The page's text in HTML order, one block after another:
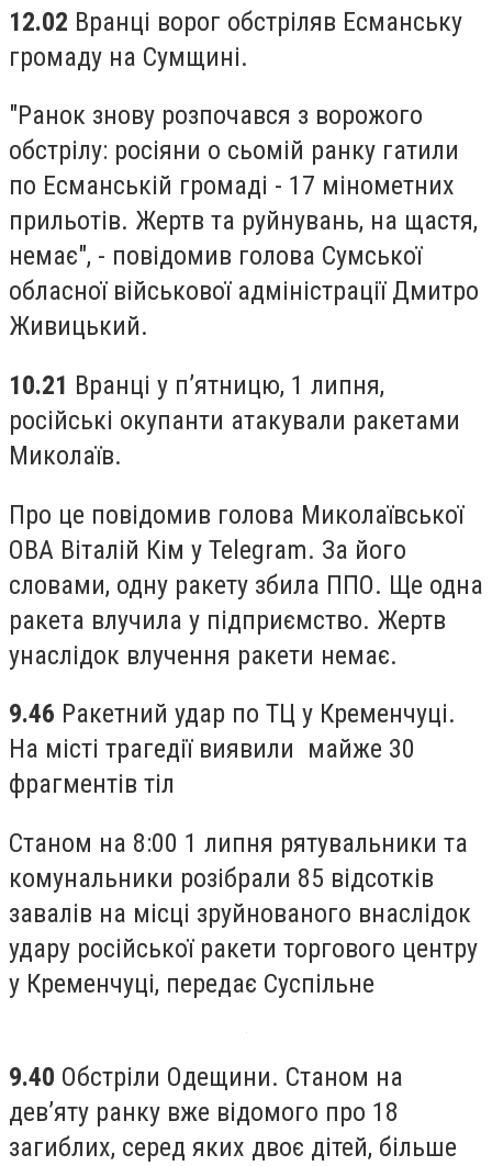
12.02 Вранці ворог обстріляв Есманську
громаду на Сумщині.
"Ранок знову розпочався з ворожого
обстрілу: росіяни о сьомій ранку гатили
по Есманській громаді - 17 мінометних
прильотів. Жертв та руйнувань, на щастя,
немає", - повідомив голова Сумської
обласної військової адміністрації Дмитро
Живицький.
10.21 Вранці у п’ятницю, 1 липня,
російські окупанти атакували ракетами
Миколаїв.
Про це повідомив голова Миколаївської
ОВА Віталій Кім у Telegram. За його
словами, одну ракету збила ППО. Ще одна
ракета влучила у підприємство. Жертв
унаслідок влучення ракети немає.
9.46 Ракетний удар по ТЦ у Кременчуці.
На місті трагедії виявили майже 30
фрагментів тіл
Станом на 8:00 1 липня рятувальники та
комунальники розібрали 85 відсотків
завалів на місці зруйнованого внаслідок
удару російської ракети торгового центру
у Кременчуці, передає Суспільне
9.40 Обстріли Одещини. Станом на
дев’яту ранку вже відомого про 18
загиблих, серед яких двоє дітей, більше